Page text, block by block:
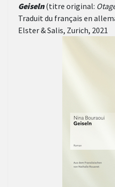
Geiseln(titre original:
Traduit du français en
Elster & Salis, Zurich, 2021